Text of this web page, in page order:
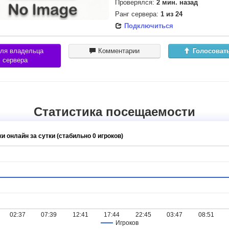
Проверялся: 2 мин. назад
Ранг сервера: 1 из 24
Подключиться
владельца
сервера
Комментарии
Статистика посещаемости
онлайн за сутки (стабильно 0 игроков)
Игроков
02:37 07:39 12:41 17:44 22:45 03:47 08:51